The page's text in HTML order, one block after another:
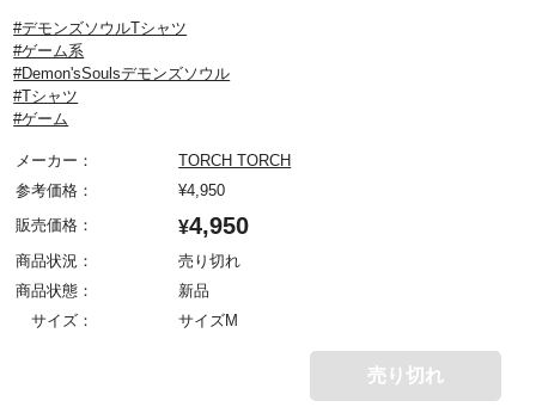
#デモンズソウルTシャツ
#ゲーム系
#Demon'sSoulsデモンズソウル
#Tシャツ
#ゲーム
メーカー：
TORCH TORCH
参考価格：
¥4,950
販売価格：
¥4,950
商品状況：
売り切れ
商品状態：
新品
サイズ：
サイズM
売り切れ